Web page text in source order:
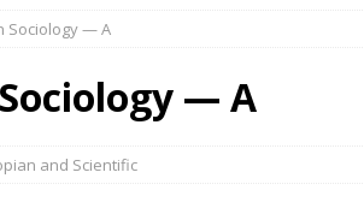
Sociology — A
— A
and Scientific